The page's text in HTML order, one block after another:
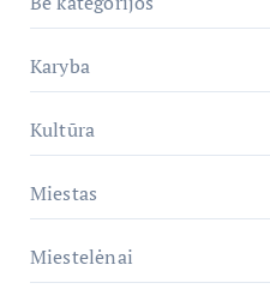
Karyba
Kultūra
Miestas
Miestelėnai